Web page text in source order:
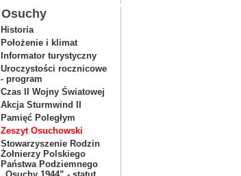
Osuchy
Historia
Położenie i klimat
Informator turystyczny
Uroczystości rocznicowe
- program
Czas II Wojny Światowej
Akcja Sturmwind II
Pamięć Poległym
Zeszyt Osuchowski
Stowarzyszenie Rodzin
Żołnierzy Polskiego
Państwa Podziemnego